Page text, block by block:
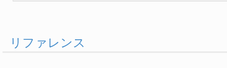
リファレンス